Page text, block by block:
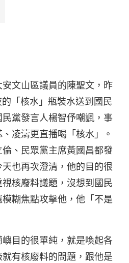
網路翻攝
文山區議員的陳聖文，昨
「核水」瓶裝水送到國民
黨發言人楊智伃嘲諷，事
凌濤更直播喝「核水」。
、民眾黨主席黃國昌都發
也再次澄清，他的目的很
核廢料議題，沒想到國民
糊焦點攻擊他，他「不是
目的很單純，就是喚起各
有核廢料的問題，跟他是